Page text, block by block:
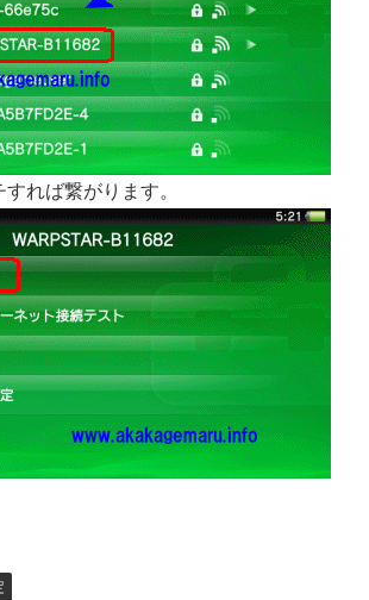
れば繋がります。